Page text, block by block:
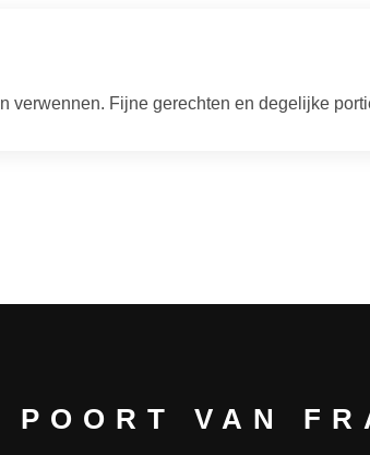
verwennen. Fijne gerechten en degelijke
POORT VAN